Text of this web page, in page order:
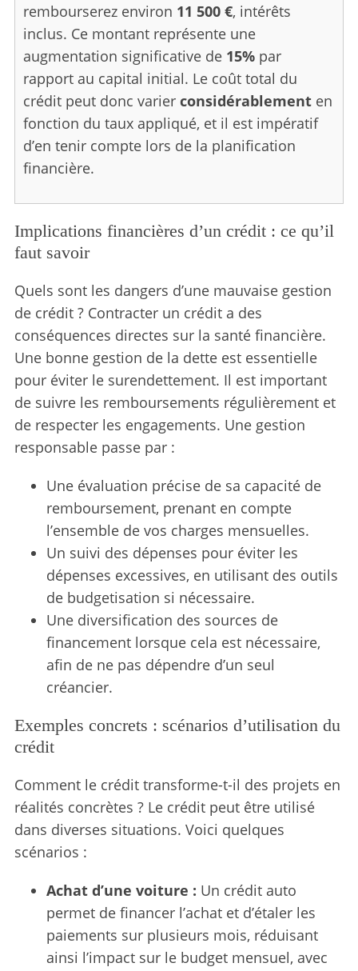
rembourserez environ 11 500 €, intérêts
inclus. Ce montant représente une
augmentation significative de 15%par
rapport au capital initial. Le coût total du
crédit peut donc varier considérablementen
fonction du taux appliqué, et il est impératif
d’en tenir compte lors de la planification
financière.
Implications financières d’un crédit : ce qu’il
faut savoir
Quels sont les dangers d’une mauvaise gestion
de crédit ? Contracter un crédit a des
conséquences directes sur la santé financière.
Une bonne gestion de la dette est essentielle
pour éviter le surendettement. Il est important
de suivre les remboursements régulièrement et
de respecter les engagements. Une gestion
responsable passe par :
Une évaluation précise de sa capacité de
remboursement, prenant en compte
l’ensemble de vos charges mensuelles.
Un suivi des dépenses pour éviter les
dépenses excessives, en utilisant des outils
de budgetisation si nécessaire.
Une diversification des sources de
financement lorsque cela est nécessaire,
afin de ne pas dépendre d’un seul
créancier.
Exemples concrets : scénarios d’utilisation du
crédit
Comment le crédit transforme-t-il des projets en
réalités concrètes ? Le crédit peut être utilisé
dans diverses situations. Voici quelques
scénarios :
Achat d’une voiture : Un crédit auto
permet de financer l’achat et d’étaler les
paiements sur plusieurs mois, réduisant
ainsi l’impact sur le budget mensuel, avec
o